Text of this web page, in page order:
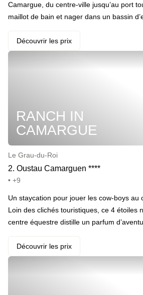
Camargue, du centre-ville jusqu’au port
maillot de bain et nager dans un bassin
des roulades sur les dunes de sable · Se
petit-déjeuner fantastique, avec une vue
Découvrir les prix
RANCH IN
CAMARGUE
Le Grau-du-Roi
2. Oustau Camarguen ****
• +9
Un staycation pour jouer les cow-boys au
Loin des clichés touristiques, ce 4 étoiles
centre équestre distille un parfum
équestre. Ici, on joue les gardians
pour les brasses, l’autre pour les bains
Découvrir les prix